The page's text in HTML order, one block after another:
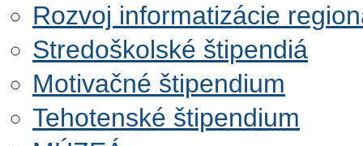
Rozvoj informatizácie
Stredoškolské štipendiá
Motivačné štipendium
Tehotenské štipendium